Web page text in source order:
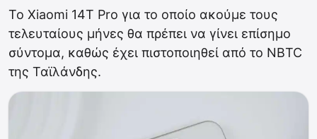
Το Xiaomi 14T Pro για το οποίο ακούμε τους
τελευταίους μήνες θα πρέπει να γίνει επίσημο
σύντομα, καθώς έχει πιστοποιηθεί από το NBTC
της Ταϊλάνδης.